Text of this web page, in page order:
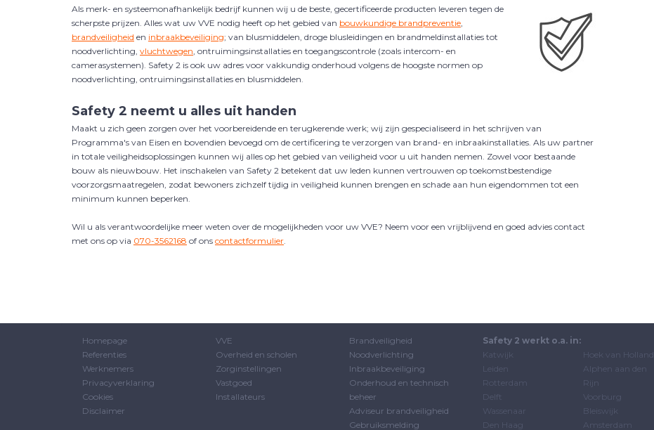
Als merk- en systeemonafhankelijk bedrijf kunnen wij u de beste, gecertificeerde producten leveren tegen de
scherpste prijzen. Alles wat uw VVE nodig heeft op het gebied van bouwkundige brandpreventie
brandveiligheid en inbraakbeveiliging; van blusmiddelen, droge blusleidingen en brandmeldinstallaties tot
noodverlichting, vluchtwegen , ontruimingsinstallaties en toegangscontrole (zoals intercom- en
camerasystemen). Safety 2 is ook uw adres voor vakkundig onderhoud volgens de hoogste normen op
noodverlichting, ontruimingsinstallaties en blusmiddelen.
Safety 2 neemt u alles uit handen
Maakt u zich geen zorgen over het voorbereidende en terugkerende werk; wij zijn gespecialiseerd in het schrijven van
Programma's van Eisen en bovendien bevoegd om de certificering te verzorgen van brand- en inbraakinstallaties. Als uw partner
in totale veiligheidsoplossingen kunnen wij alles op het gebied van veiligheid voor u uit handen nemen. Zowel voor bestaande
bouw als nieuwbouw. Het inschakelen van Safety 2 betekent dat uw leden kunnen vertrouwen op toekomstbestendige
voorzorgsmaatregelen, zodat bewoners zichzelf tijdig in veiligheid kunnen brengen en schade aan hun eigendommen tot een
minimum kunnen beperken.
Wil u als verantwoordelijke meer weten over de mogelijkheden voor uw VVE? Neem voor een vrijblijvend en goed advies contact
met ons op via 070-3562168 of ons contactformulier
Homepage
Referenties
Werknemers
Privacyverklaring
Cookies
Disclaimer
VVE
Overheid en scholen
Zorginstellingen
Vastgoed
Installateurs
Brandveiligheid
Noodverlichting
Inbraakbeveiliging
Onderhoud en technisch
beheer
Adviseur brandveiligheid
Gebruiksmelding
Safety 2 werkt o.a. in:
Katwijk
Leiden
Rotterdam
Delft
Wassenaar
Den Haag
Hoek van Holland
Alphen aan den
Rijn
Voorburg
Bleiswijk
Amsterdam